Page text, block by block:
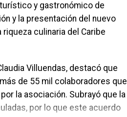
y gastronómico de
y la presentación del nuevo
culinaria del Caribe
Villuendas, destacó que
de 55 mil colaboradores que
la asociación. Subrayó que la
por lo que este acuerdo